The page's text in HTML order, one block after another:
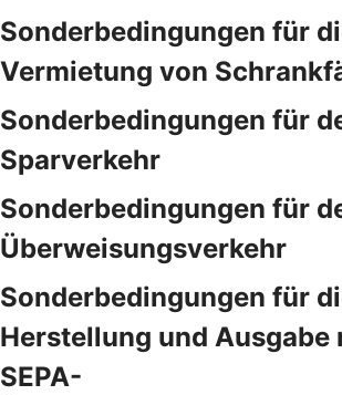
Sonderbedingungen für
Vermietung von
Sonderbedingungen für
Sparverkehr
Sonderbedingungen für
Überweisungsverkehr
Sonderbedingungen für
Herstellung und Ausgabe
SEPA-